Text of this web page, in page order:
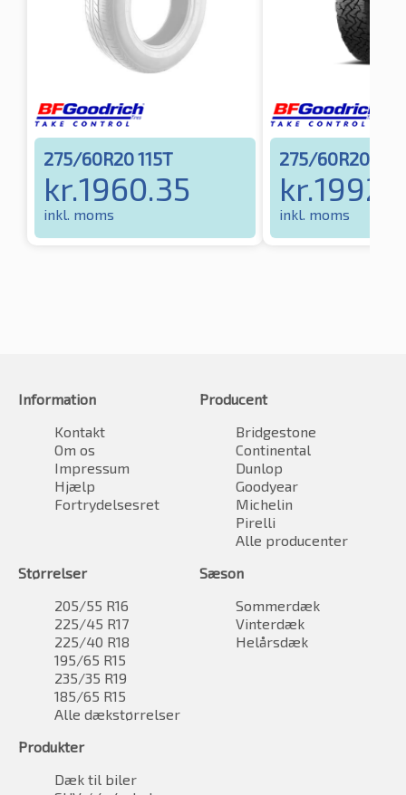
275/60R20 115T
kr.1960.35
inkl. moms
275/60R20 119/
kr.
inkl. moms
Information
Kontakt
Om os
Impressum
Hjælp
Fortrydelsesret
Producent
Bridgestone
Continental
Dunlop
Goodyear
Michelin
Pirelli
Alle producenter
Størrelser
205/55 R16
225/45 R17
225/40 R18
195/65 R15
235/35 R19
185/65 R15
Alle dækstørrelser
Sæson
Sommerdæk
Vinterdæk
Helårsdæk
Produkter
Dæk til biler